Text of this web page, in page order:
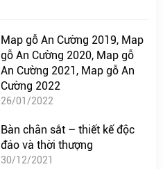
Map gỗ An Cường 2019, Map
gỗ An Cường 2020, Map gỗ
An Cường 2021, Map gỗ An
Cường 2022
26/01/2022
Bàn chân sắt – thiết kế độc
đáo và thời thượng
30/12/2021